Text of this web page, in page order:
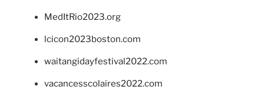
MedItRio2023.org
lcicon2023boston.com
waitangidayfestival2022.com
vacancesscolaires2022.com